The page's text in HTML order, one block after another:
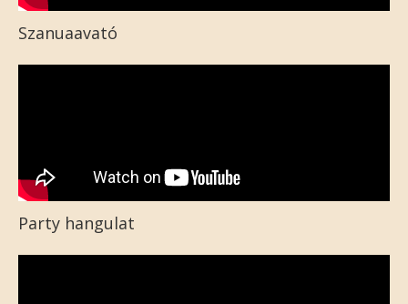
Szanuaavató
Party hangulat